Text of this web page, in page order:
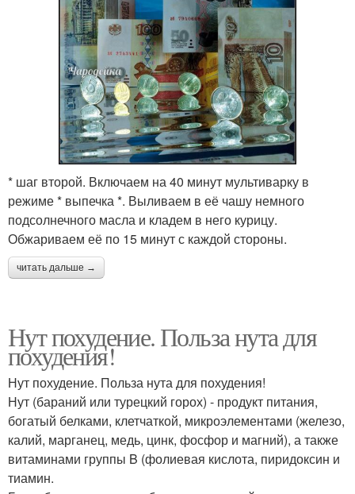
* шаг второй. Включаем на 40 минут мультиварку в
режиме * выпечка *. Выливаем в её чашу немного
подсолнечного масла и кладем в него курицу.
Обжариваем её по 15 минут с каждой стороны.
читать дальше →
Нут похудение. Польза нута для
похудения!
Нут похудение. Польза нута для похудения!
Нут (бараний или турецкий горох) - продукт питания,
богатый белками, клетчаткой, микроэлементами (железо,
калий, марганец, медь, цинк, фосфор и магний), а также
витаминами группы B (фолиевая кислота, пиридоксин и
тиамин.